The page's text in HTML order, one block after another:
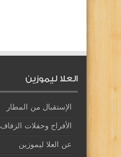
العلا ليموزين
الإستقبال من المطار
الأفراح وحفلات الزفاف
عن العلا ليموزين